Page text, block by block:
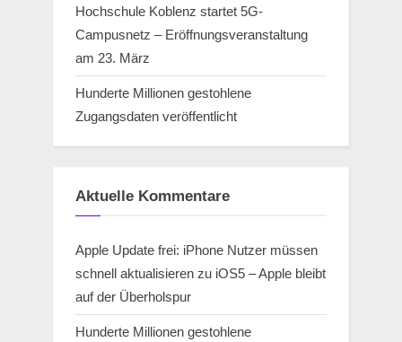
Hochschule Koblenz startet 5G-
Campusnetz – Eröffnungsveranstaltung
am 23. März
Hunderte Millionen gestohlene
Zugangsdaten veröffentlicht
Aktuelle Kommentare
Apple Update frei: iPhone Nutzer müssen
schnell aktualisieren zu iOS5 – Apple bleibt
auf der Überholspur
Hunderte Millionen gestohlene